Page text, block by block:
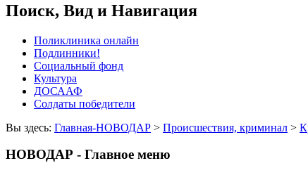
Поиск, Вид и Навигация
Поликлиника онлайн
Подлинники!
Социальный фонд
Культура
ДОСААФ
Солдаты победители
Вы здесь: Главная-НОВОДАР > Происшествия, криминал >
НОВОДАР - Главное меню